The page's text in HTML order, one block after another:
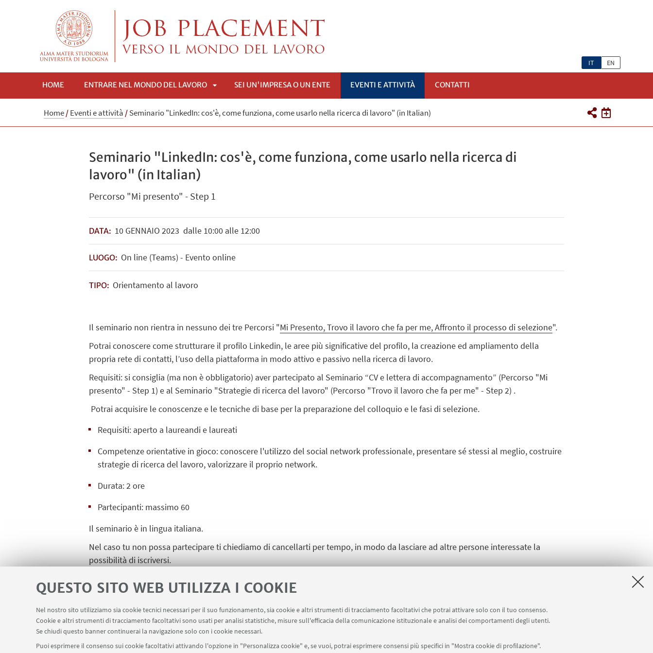
QUESTO SITO WEB UTILIZZA I COOKIE
Nel nostro sito utilizziamo sia cookie tecnici necessari per il suo funzionamento, sia cookie e altri strumenti di tracciamento facoltativi che potrai attivare solo con il tuo consenso.
Cookie e altri strumenti di tracciamento facoltativi sono usati per analisi statistiche, misure sull'efficacia della comunicazione istituzionale e analisi dei comportamenti degli utenti.
Se chiudi questo banner continuerai la navigazione solo con i cookie necessari.
Puoi esprimere il consenso sui cookie facoltativi attivando l'opzione in "Personalizza cookie" e, se vuoi, potrai esprimere consensi più specifici in "Mostra cookie di profilazione".
IT EN
HOME ENTRARE NEL MONDO DEL LAVORO
APRI
SEI UN'IMPRESA O UN ENTE EVENTI E ATTIVITÀ CONTATTI
Home/Eventi e attività /Seminario "LinkedIn: cos'è, come funziona, come usarlo nella ricerca di lavoro" (in Italian)
Seminario "LinkedIn: cos'è, come funziona, come usarlo nella ricerca di
lavoro" (in Italian)
Percorso "Mi presento" - Step 1
DATA: 10GENNAIO 2023 dalle 10:00 alle 12:00
LUOGO: On line (Teams) - Evento online
TIPO: Orientamento al lavoro
Il seminario non rientra in nessuno dei tre Percorsi "Mi Presento, Trovo il lavoro che fa per me, Affronto il processo di selezione".
Potrai conoscere come strutturare il profilo Linkedin, le aree più significative del profilo, la creazione ed ampliamento della
propria rete di contatti, l’uso della piattaforma in modo attivo e passivo nella ricerca di lavoro.
Requisiti: si consiglia (ma non è obbligatorio) aver partecipato al Seminario “CV e lettera di accompagnamento” (Percorso "Mi
presento" - Step 1) e al Seminario "Strategie di ricerca del lavoro" (Percorso "Trovo il lavoro che fa per me" - Step 2) .
Potrai acquisire le conoscenze e le tecniche di base per la preparazione del colloquio e le fasi di selezione.
Requisiti: aperto a laureandi e laureati
Competenze orientative in gioco: conoscere l'utilizzo del social network professionale, presentare sé stessi al meglio, costruire
strategie di ricerca del lavoro, valorizzare il proprio network.
Durata: 2 ore
Partecipanti: massimo 60
Il seminario è in lingua italiana.
Nel caso tu non possa partecipare ti chiediamo di cancellarti per tempo, in modo da lasciare ad altre persone interessate la
possibilità di iscriversi.